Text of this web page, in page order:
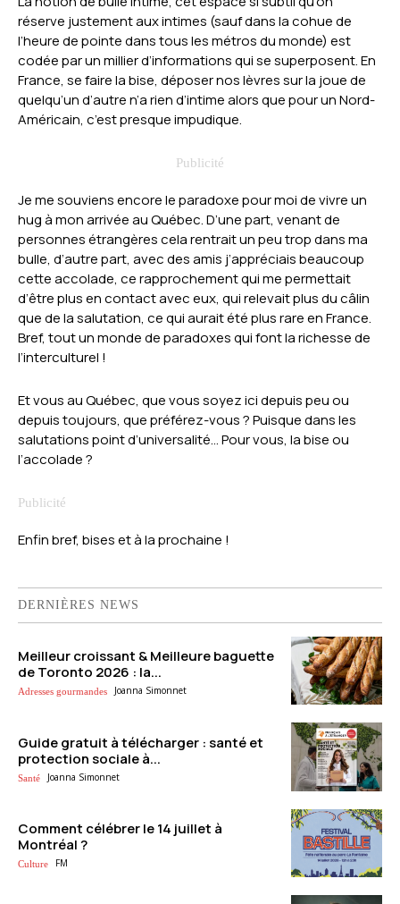
réserve justement aux intimes (sauf dans la cohue de
l’heure de pointe dans tous les métros du monde) est
codée par un millier d’informations qui se superposent. En
France, se faire la bise, déposer nos lèvres sur la joue de
quelqu’un d’autre n’a rien d’intime alors que pour un Nord-
Américain, c’est presque impudique.
Je me souviens encore le paradoxe pour moi de vivre un
hug à mon arrivée au Québec. D’une part, venant de
personnes étrangères cela rentrait un peu trop dans ma
bulle, d’autre part, avec des amis j’appréciais beaucoup
cette accolade, ce rapprochement qui me permettait
d’être plus en contact avec eux, qui relevait plus du câlin
que de la salutation, ce qui aurait été plus rare en France.
Bref, tout un monde de paradoxes qui font la richesse de
l’interculturel !
Et vous au Québec, que vous soyez ici depuis peu ou
depuis toujours, que préférez-vous ? Puisque dans les
salutations point d’universalité… Pour vous, la bise ou
l’accolade ?
Enfin bref, bises et à la prochaine !
DERNIÈRES NEWS
Meilleur croissant & Meilleure baguette
de Toronto 2026 : la...
Adresses gourmandes Joanna Simonnet
Guide gratuit à télécharger : santé et
protection sociale à...
Santé Joanna Simonnet
Comment célébrer le 14 juillet à
Montréal ?
Culture FM